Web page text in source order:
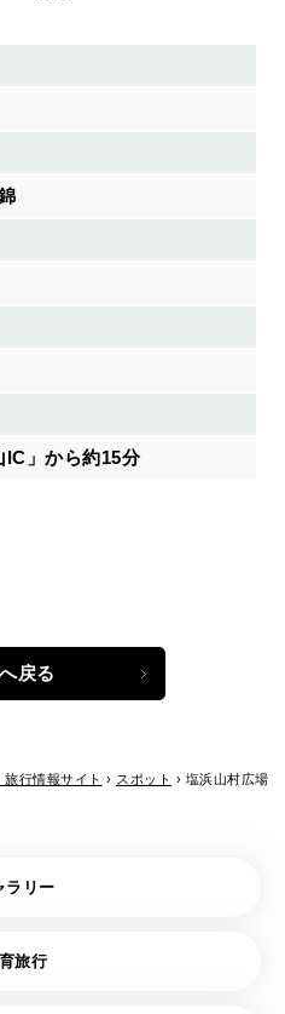
IC」から約15分
戻る
旅行情報サイト › スポット › 塩浜山村広場
ラリー
旅行